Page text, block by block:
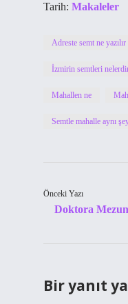
Tarih: Makaleler
Adreste semt ne yazılır
İzmirin semtleri
Mahallen ne
Semtle mahalle aynı
Önceki Yazı
Doktora
Bir yanıt